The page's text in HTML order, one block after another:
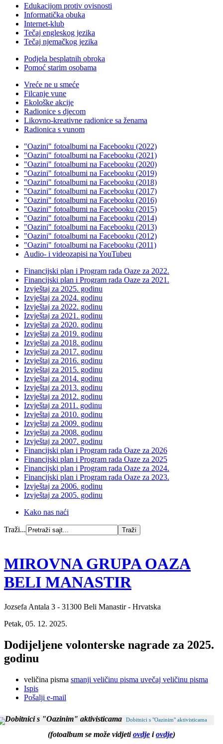
Edukacijom protiv ovisnosti
Informatička obuka
Internet-klub
Tečaj engleskog jezika
Tečaj njemačkog jezika
Podjela besplatnih obroka
Pomoć starim osobama
Vreće ne u smeće
Filcanje vune
Ekološke akcije
Radionice s djecom
Likovno-kreativne radionice sa ženama
Radionica s vunom
"Oazini" fotoalbumi na Facebooku (2022)
"Oazini" fotoalbumi na Facebooku (2021)
"Oazini" fotoalbumi na Facebooku (2020)
"Oazini" fotoalbumi na Facebooku (2019)
"Oazini" fotoalbumi na Facebooku (2018)
"Oazini" fotoalbumi na Facebooku (2017)
"Oazini" fotoalbumi na Facebooku (2016)
"Oazini" fotoalbumi na Facebooku (2015)
"Oazini" fotoalbumi na Facebooku (2014)
"Oazini" fotoalbumi na Facebooku (2013)
"Oazini" fotoalbumi na Facebooku (2012)
"Oazini" fotoalbumi na Facebooku (2011)
Audio- i videozapisi na YouTubeu
Financijski plan i Program rada Oaze za 2022.
Financijski plan i Program rada Oaze za 2021.
Izvještaj za 2025. godinu
Izvještaj za 2024. godinu
Izvještaj za 2022. godinu
Izvještaj za 2021. godinu
Izvještaj za 2020. godinu
Izvještaj za 2019. godinu
Izvještaj za 2018. godinu
Izvještaj za 2017. godinu
Izvještaj za 2016. godinu
Izvještaj za 2015. godinu
Izvještaj za 2014. godinu
Izvještaj za 2013. godinu
Izvještaj za 2012. godinu
Izvještaj za 2011. godinu
Izvještaj za 2010. godinu
Izvještaj za 2009. godinu
Izvještaj za 2008. godinu
Izvještaj za 2007. godinu
Financijski plan i Program rada Oaze za 2026
Financijski plan i Program rada Oaze za 2025
Financijski plan i Program rada Oaze za 2024.
Financijski plan i Program rada Oaze za 2023.
Izvještaj za 2006. godinu
Izvještaj za 2005. godinu
Kako nas naći
Traži...
MIROVNA GRUPA OAZA
BELI MANASTIR
Jozsefa Antala 3 - 31300 Beli Manastir - Hrvatska
Petak, 05. 12. 2025.
Dodijeljene volonterske nagrade za 2025.
godinu
veličina pisma smanji veličinu pisma uvečaj veličinu pisma
Ispis
Pošalji e-mail
Dobitnici s "Oazinim" aktivisticama
(fotoalbum se može vidjetiovdje iovdje)